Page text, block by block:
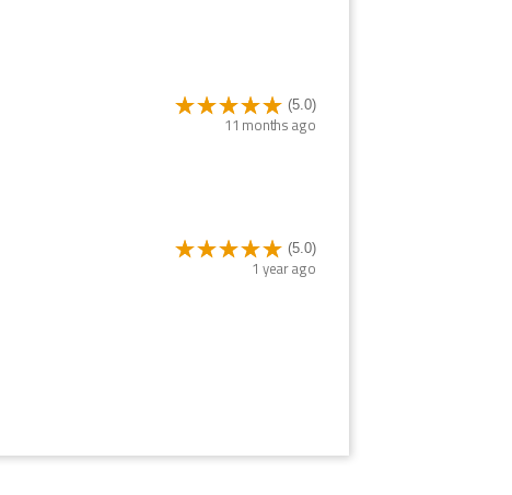
(5.0)
11 months ago
(5.0)
1 year ago